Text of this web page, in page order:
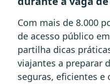
Com mais de 8.000
de acesso público
partilha dicas
viajantes a preparar
seguras, eficientes